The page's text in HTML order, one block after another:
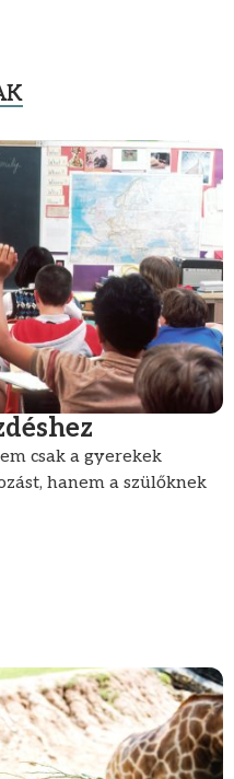
csak a gyerekek
hanem a szülőknek